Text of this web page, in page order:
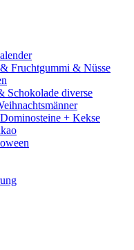
Fruchtgummi & Nüsse
Schokolade diverse
+ Kekse